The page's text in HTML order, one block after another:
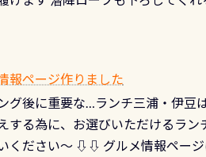
こ長良川ではかなりの確立で見
なる ダイビングを始めるきっか
ワクが続く60周年限定企画です
ズが当たるチャンス 受講した
参加する
けます 反対側の窓からも見るこ
！ かなり楽しめます是非ご参加
ますヨ 料金等、詳しくは 詳細は
報ページ作りました
グ後に重要な…ランチ三浦・伊豆
する為に、お選びいただけるラ
ください～ ⇩⇩ グルメ情報ページ